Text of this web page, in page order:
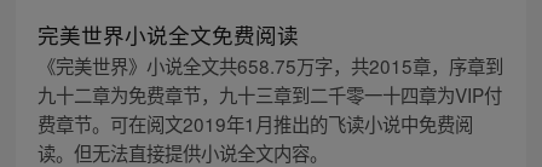
完美世界小说全文免费阅读
《完美世界》小说全文共658.75万字，共2015章，序章到
九十二章为免费章节，九十三章到二千零一十四章为VIP付
费章节。可在阅文2019年1月推出的飞读小说中免费阅
读。但无法直接提供小说全文内容。